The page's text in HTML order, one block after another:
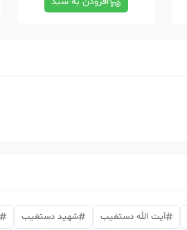
آیت الله دستغیب شهید دستغیب